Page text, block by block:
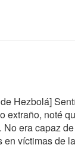
Hezbolá]
extraño, noté
era capaz
víctimas de